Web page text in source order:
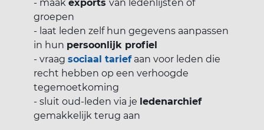
- maak exports van ledenlijsten of
groepen
- laat leden zelf hun gegevens aanpassen
in hun persoonlijk profiel
- vraag sociaal tariefaan voor leden die
recht hebben op een verhoogde
tegemoetkoming
- sluit oud-leden via je ledenarchief
gemakkelijk terug aan